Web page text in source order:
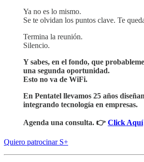
Ya no es lo mismo.
Se te olvidan los puntos clave. Te
Termina la reunión.
Silencio.
Y sabes, en el fondo, que
una segunda oportunidad.
Esto no va de WiFi.
En Pentatel llevamos 25 años
integrando tecnología en empresas.
Agenda una consulta. 👉 Click Aquí
Quiero patrocinar S+